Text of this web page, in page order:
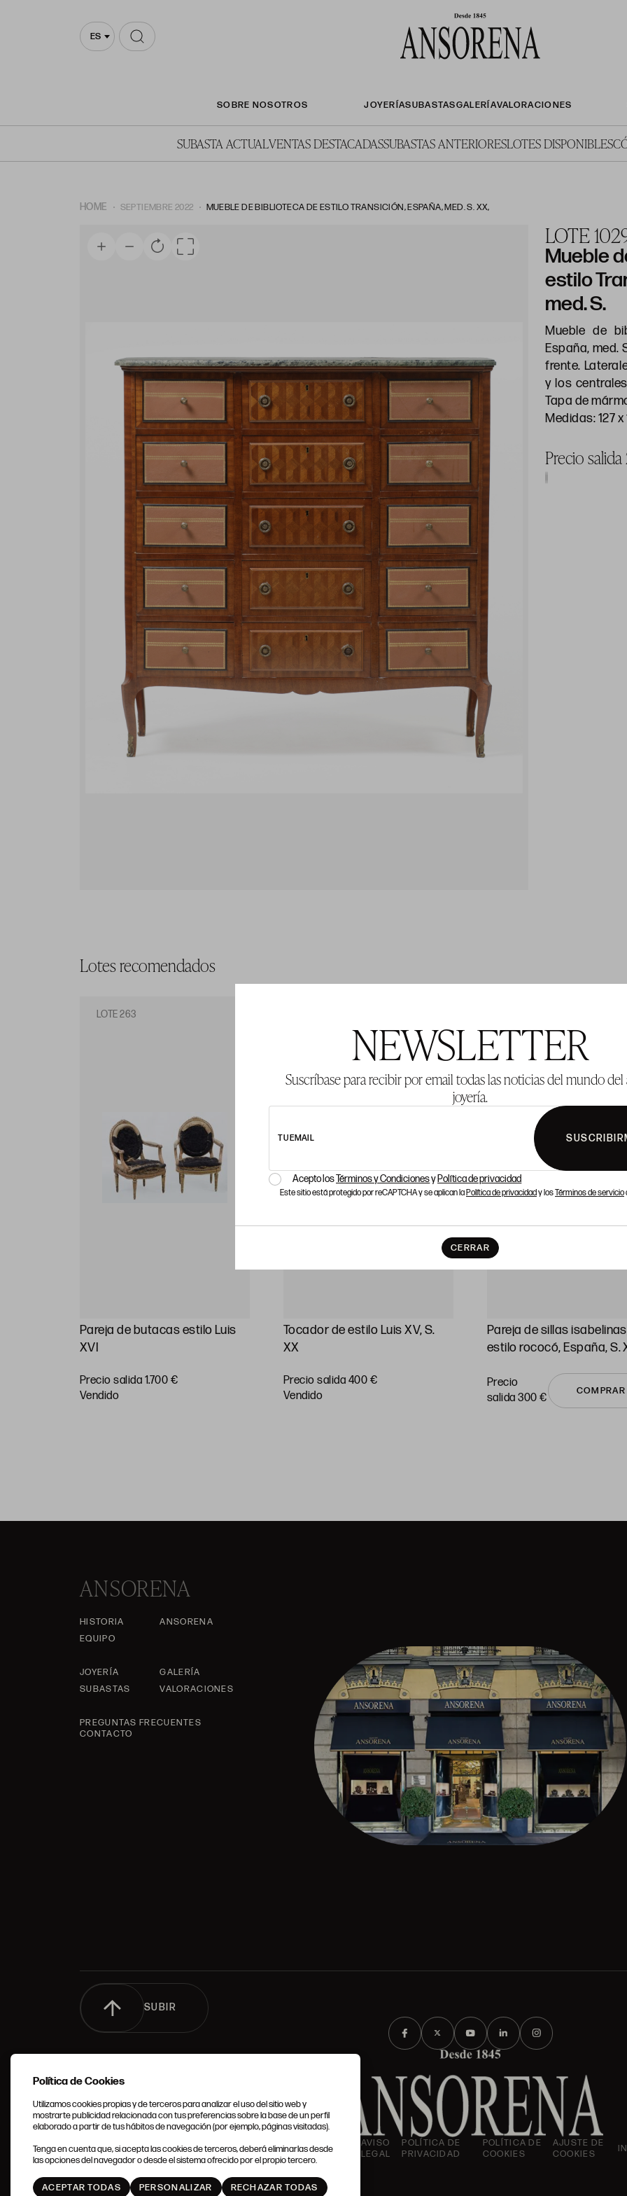
NEWSLETTER
Suscríbase para recibir por email todas las noticias del mundo
joyería.
TU EMAIL
Acepto losTérminos y Condicionesy Política de privacidad
Este sitio está protegido por reCAPTCHA y se aplican laPolítica de privacidady losTérminos de servicio
CERRAR
ES
SOBRE NOSOTROS JOYERÍASUBASTASGALERÍAVALORACIONES
SUBASTA ACTUALVENTAS DESTACADASSUBASTAS ANTERIORESLOTES DISPONIBLES
HOME SEPTIEMBRE 2022 MUEBLE DE BIBLIOTECA DE ESTILO TRANSICIÓN, ESPAÑA, MED. S. XX,
LOTE
Mueble
estilo
med. S.
Mueble de
España, med.
frente.
y los
Tapa de
Medidas: 127
Precio
Lotes recomendados
LOTE 263
Pareja de butacas estilo Luis
XVI
Precio salida 1.700 €
vendido
Tocador de estilo Luis XV, S.
XX
Precio salida 400 €
vendido
Pareja de sillas
estilo rococó, España, S.
Precio
salida 300 €
COMPRAR
ANSORENA
HISTORIA
ANSORENA
EQUIPO
JOYERÍA
GALERÍA
SUBASTAS
VALORACIONES
PREGUNTAS FRECUENTES
CONTACTO
SUBIR
GENERALES
AVISO
LEGAL
POLÍTICA DE
PRIVACIDAD
POLÍTICA DE
COOKIES
AJUSTE DE
COOKIES
Política de Cookies
Utilizamos cookies propias y de terceros para analizar el uso del sitio web y
mostrarte publicidad relacionada con tus preferencias sobre la base de un perfil
elaborado a partir de tus hábitos de navegación (por ejemplo, páginas visitadas).
Tenga en cuenta que, si acepta las cookies de terceros, deberá eliminarlas desde
las opciones del navegador o desde el sistema ofrecido por el propio tercero.
ACEPTAR TODAS PERSONALIZAR RECHAZAR TODAS